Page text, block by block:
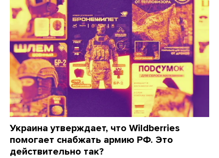
Украина утверждает, что Wildberries
помогает снабжать армию РФ. Это
действительно так?